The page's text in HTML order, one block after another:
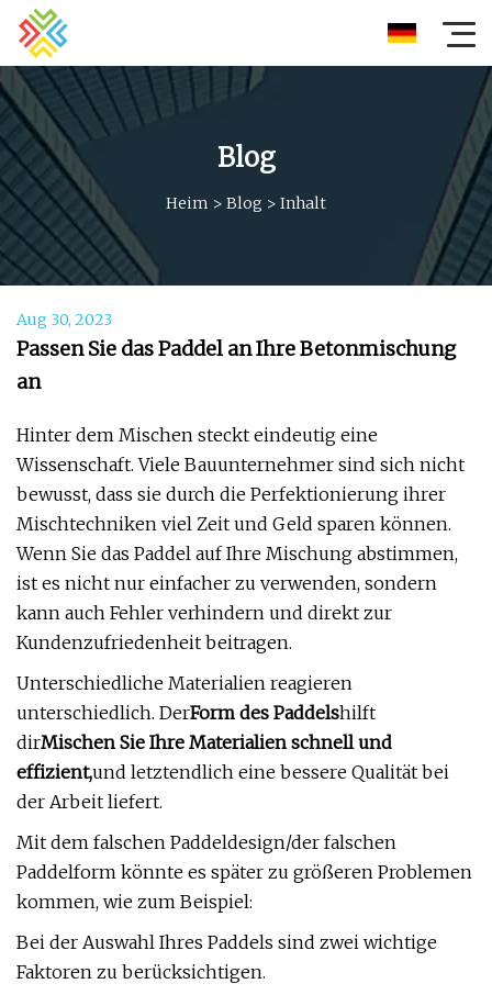
Blog
Heim > Blog > Inhalt
Aug 30, 2023
Passen Sie das Paddel an Ihre Betonmischung
an
Hinter dem Mischen steckt eindeutig eine
Wissenschaft. Viele Bauunternehmer sind sich nicht
bewusst, dass sie durch die Perfektionierung ihrer
Mischtechniken viel Zeit und Geld sparen können.
Wenn Sie das Paddel auf Ihre Mischung abstimmen,
ist es nicht nur einfacher zu verwenden, sondern
kann auch Fehler verhindern und direkt zur
Kundenzufriedenheit beitragen.
Unterschiedliche Materialien reagieren
unterschiedlich. DerForm des Paddelshilft
dirMischen Sie Ihre Materialien schnell und
effizient,und letztendlich eine bessere Qualität bei
der Arbeit liefert.
Mit dem falschen Paddeldesign/der falschen
Paddelform könnte es später zu größeren Problemen
kommen, wie zum Beispiel:
Bei der Auswahl Ihres Paddels sind zwei wichtige
Faktoren zu berücksichtigen.